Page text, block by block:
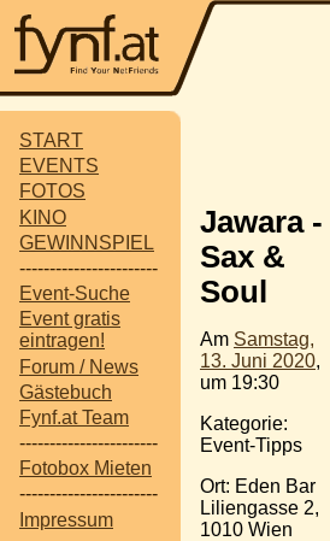
START
EVENTS
FOTOS
KINO
GEWINNSPIEL
-----------------------
Event-Suche
Event gratis
eintragen!
Forum / News
Gästebuch
Fynf.at Team
-----------------------
Fotobox Mieten
-----------------------
Impressum
Jawara -
Sax &
Soul
Am Samstag,
13. Juni 2020,
um 19:30
Kategorie:
Event-Tipps
Ort: Eden Bar
Liliengasse 2,
1010 Wien